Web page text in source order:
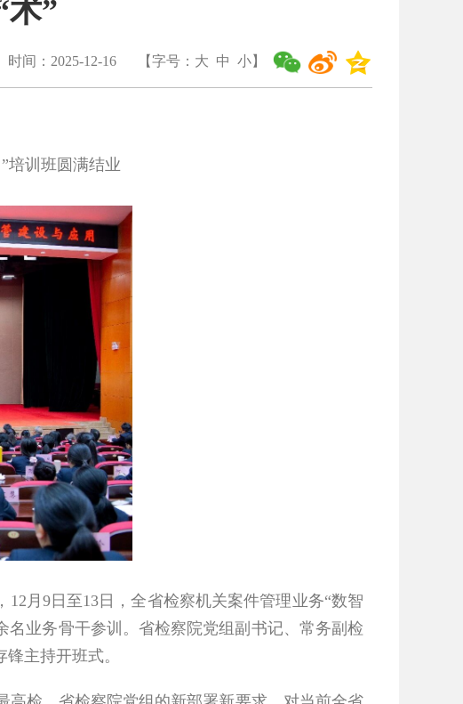
术”
【字号： 大 中 小】
时间：2025-12-16
”培训班圆满结业
12 月 9日至13日，全省检察机关案件管理业务“数智
名业务骨干参训。省检察院党组副书记、常务副检
主持开班式。